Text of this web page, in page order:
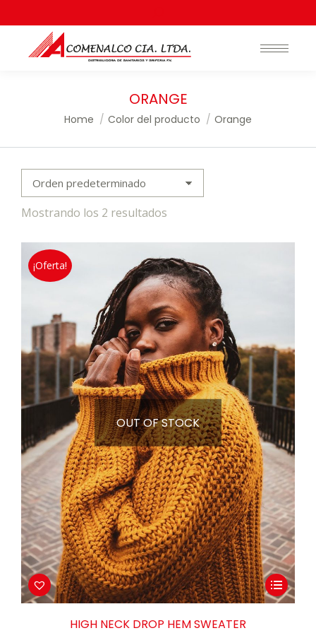
ORANGE
You are here:
Home Color del producto Orange
Mostrando los 2 resultados
¡Oferta!
Este
producto
OUT OF STOCK
HIGH NECK DROP HEM SWEATER